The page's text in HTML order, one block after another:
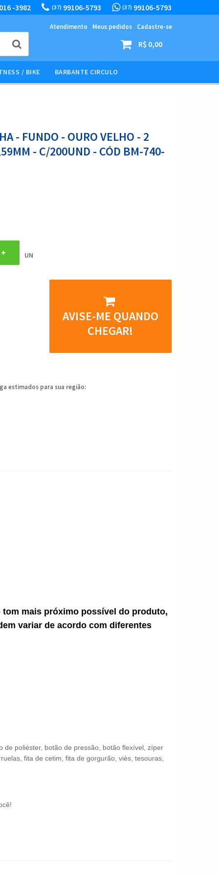
-3982 (37) 99106-5793 (37) 99106-5793
Atendimento Meus pedidos Cadastre-se
R$ 0,00
/ BIKE BARBANTE CIRCULO
- FUNDO - OURO VELHO - 2
- C/200UND - CÓD BM-740-
UN
AVISE-ME QUANDO
CHEGAR!
estimados para sua região:
mais próximo possível do produto,
variar de acordo com diferentes
poliéster, botão de pressão, botão flexível, zíper
fita de cetim, fita de gorgurão, viés, tesouras,